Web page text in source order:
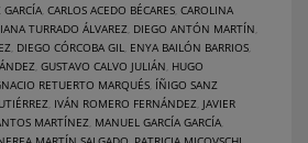
CARLOS ACEDO BÉCARES CAROLINA
TURRADO ÁLVAREZ DIEGO ANTÓN MARTÍN
DIEGO CÓRCOBA GIL ENYA BAILÓN BARRIOS
GUSTAVO CALVO JULIÁN HUGO
RETUERTO MARQUÉS ÍÑIGO SANZ
IVÁN ROMERO FERNÁNDEZ JAVIER
MARTÍNEZ MANUEL GARCÍA GARCÍA